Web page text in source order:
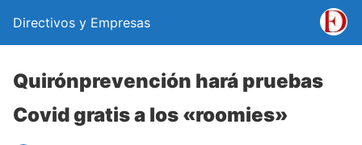
Directivos y Empresas
Quirónprevención hará pruebas
Covid gratis a los «roomies»